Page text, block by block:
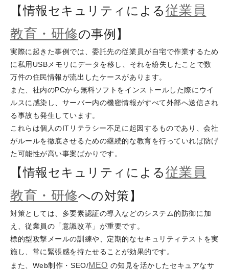
【情報セキュリティによる従業員
教育・研修の事例】
実際に起きた事例では、委託先の従業員が自宅で作業するため
に私用USBメモリにデータを移し、それを紛失したことで数
万件の住民情報が流出したケースがあります。
また、社内のPCから無料ソフトをインストールした際にウイ
ルスに感染し、サーバー内の機密情報がすべて外部へ送信され
る事故も発生しています。
これらは個人のITリテラシー不足に起因するものであり、会社
がルールを徹底させるための継続的な教育を行っていれば防げ
た可能性が高い事案ばかりです。
【情報セキュリティによる従業員
教育・研修への対策】
対策としては、多要素認証の導入などのシステム的防御に加
え、従業員の「意識改革」が重要です。
標的型攻撃メールの訓練や、定期的なセキュリティテストを実
施し、常に緊張感を持たせることが効果的です。
また、Web制作・SEO/MEO の知見を活かしたセキュアなサ